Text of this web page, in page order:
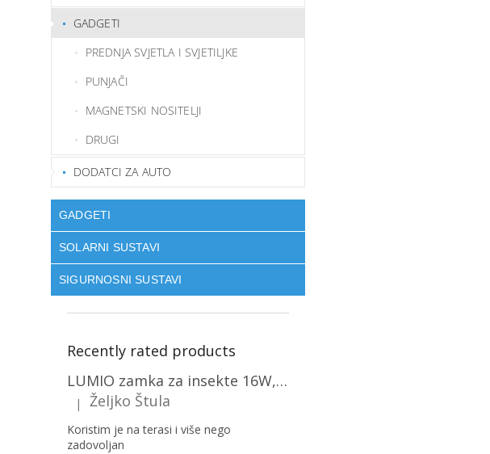
GADGETI
PREDNJA SVJETLA I SVJETILJKE
PUNJAČI
MAGNETSKI NOSITELJI
DRUGI
DODATCI ZA AUTO
GADGETI
SOLARNI SUSTAVI
SIGURNOSNI SUSTAVI
Recently rated products
LUMIO zamka za insekte 16W, 1+1 gratis! [MKE004]
The product rating is 5 out of 5 stars.
| Željko Štula
Koristim je na terasi i više nego
zadovoljan